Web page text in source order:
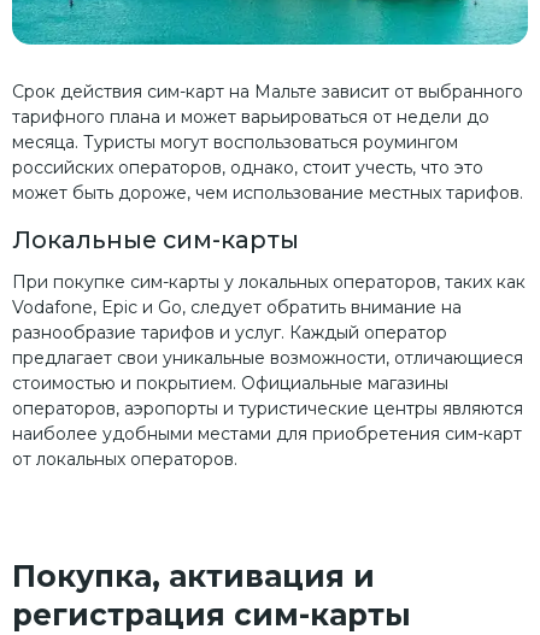
Срок действия сим-карт на Мальте зависит от выбранного
тарифного плана и может варьироваться от недели до
месяца. Туристы могут воспользоваться роумингом
российских операторов, однако, стоит учесть, что это
может быть дороже, чем использование местных тарифов.
Локальные сим-карты
При покупке сим-карты у локальных операторов, таких как
Vodafone, Epic и Go, следует обратить внимание на
разнообразие тарифов и услуг. Каждый оператор
предлагает свои уникальные возможности, отличающиеся
стоимостью и покрытием. Официальные магазины
операторов, аэропорты и туристические центры являются
наиболее удобными местами для приобретения сим-карт
от локальных операторов.
Покупка, активация и
регистрация сим-карты